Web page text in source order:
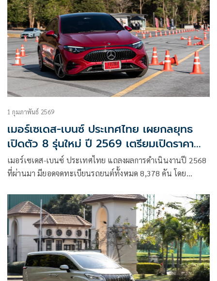
1 กุมภาพันธ์ 2569
เมอร์เซเดส-เบนซ์ ประเทศไทย เผยกลยุทธ
เปิดตัว 8 รุ่นใหม่ ปี 2569 เตรียมเปิดราคา
CLA ใหม่
เมอร์เซเดส-เบนซ์ ประเทศไทย แถลงผลการดำเนินงานปี 2568
ที่ผ่านมา มียอดจดทะเบียนรถยนต์ทั้งหมด 8,378 คัน โดย